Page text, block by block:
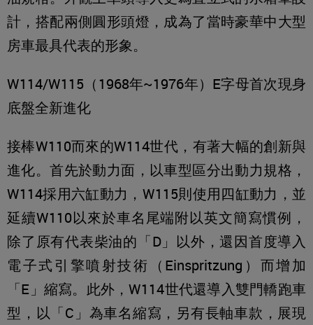
計，搭配兩側圓形頭燈，成為了當時豪華中大型
房車最具代表的形象。
W114/W115（1968年~1976年）E字母首次現身
底盤全新進化
接棒W110而來的W114世代，有著大幅的創新與
進化。首先於動力面，以車型區分出動力規格，
W114採用六缸動力，W115則使用四缸動力，並
延續W110以來於車名尾端附以英文簡寫慣例，
除了原有代表柴油的「D」以外，還因首度導入
電子式引擎噴射技術（Einspritzung）而增加
「E」縮寫。此外，W114世代還導入雙門轎跑車
型，以「C」為車名縮寫，另有長軸車款，展現